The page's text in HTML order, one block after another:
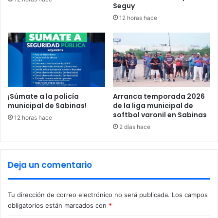
p
b
l
i
g
i
o
,
a
Seguy
12 horas hace
¡Súmate a la policía
municipal de Sabinas!
12 horas hace
Arranca temporada 2026
de la liga municipal de
softbol varonil en Sabinas
2 días hace
Deja un comentario
Tu dirección de correo electrónico no será publicada. Los campos
obligatorios están marcados con *